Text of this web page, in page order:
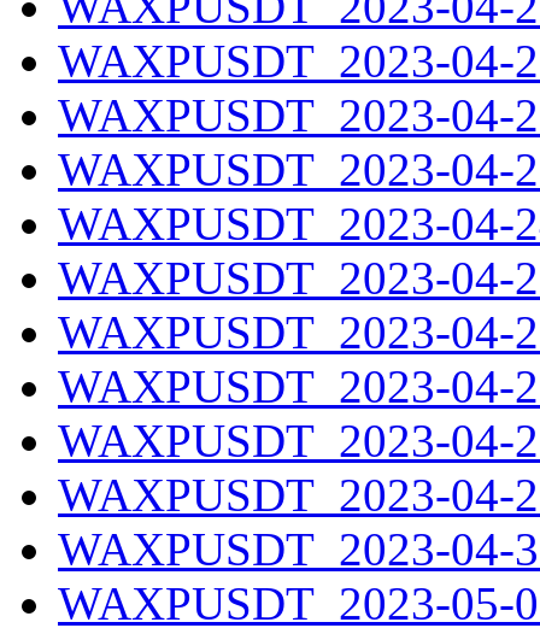
WAXPUSDT_2023-04-
WAXPUSDT_2023-04-
WAXPUSDT_2023-04-
WAXPUSDT_2023-04-
WAXPUSDT_2023-04-
WAXPUSDT_2023-04-
WAXPUSDT_2023-04-
WAXPUSDT_2023-04-
WAXPUSDT_2023-04-
WAXPUSDT_2023-04-
WAXPUSDT_2023-05-